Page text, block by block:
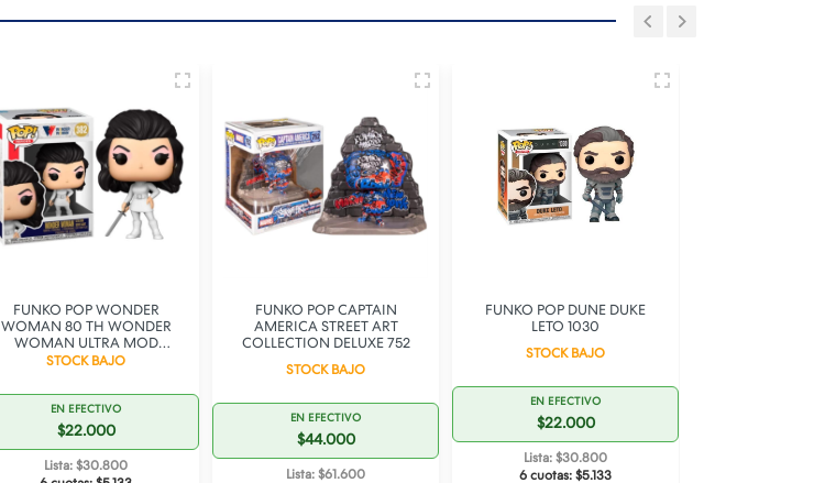
FUNKO POP WONDER
WOMAN 80 TH WONDER
WOMAN ULTRA MOD
SECRET AGENT 382
STOCK BAJO
EN EFECTIVO
$22.000
Lista: $30.800
FUNKO POP CAPTAIN
AMERICA STREET ART
COLLECTION DELUXE 752
STOCK BAJO
EN EFECTIVO
$44.000
Lista: $61.600
FUNKO POP DUNE DUKE
LETO 1030
STOCK BAJO
EN EFECTIVO
$22.000
Lista: $30.800
6 cuotas: $5.133